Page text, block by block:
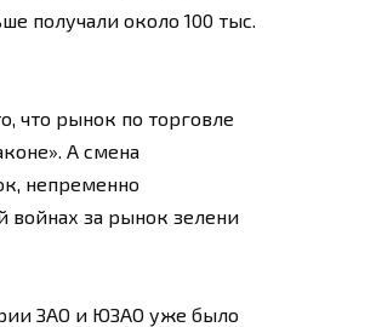
получали около 100 тыс.
что рынок по торговле
А смена
непременно
войнах за рынок зелени
ЗАО и ЮЗАО уже было